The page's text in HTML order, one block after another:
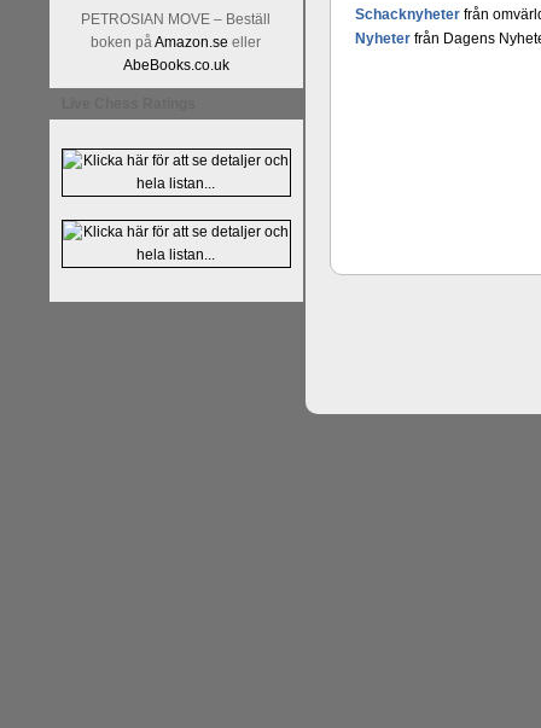
PETROSIAN MOVE – Beställ
boken påAmazon.se eller
AbeBooks.co.uk
Schacknyheterfrån
Nyheterfrån Dagens